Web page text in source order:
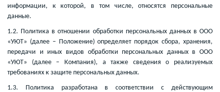
информации, к которой, в том числе, относятся персональные
данные.
1.2. Политика в отношении обработки персональных данных в ООО
«УЮТ» (далее – Положение) определяет порядок сбора, хранения,
передачи и иных видов обработки персональных данных в ООО
«УЮТ» (далее – Компания), а также сведения о реализуемых
требованиях к защите персональных данных.
1.3. Политика разработана в соответствии с действующим